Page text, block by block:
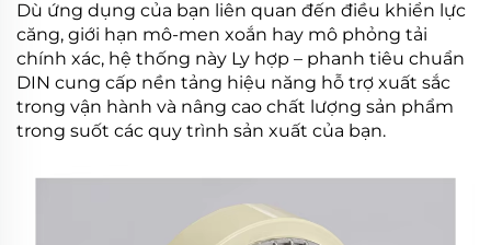
Dù ứng dụng của bạn liên quan đến điều khiển lực
căng, giới hạn mô-men xoắn hay mô phỏng tải
chính xác, hệ thống này Ly hợp – phanh tiêu chuẩn
DIN cung cấp nền tảng hiệu năng hỗ trợ xuất sắc
trong vận hành và nâng cao chất lượng sản phẩm
trong suốt các quy trình sản xuất của bạn.